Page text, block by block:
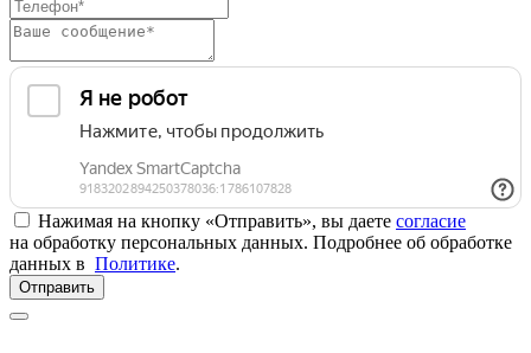
Нажимая на кнопку «Отправить», вы даете согласие
на обработку персональных данных. Подробнее об обработке
данных в Политике.
Отправить